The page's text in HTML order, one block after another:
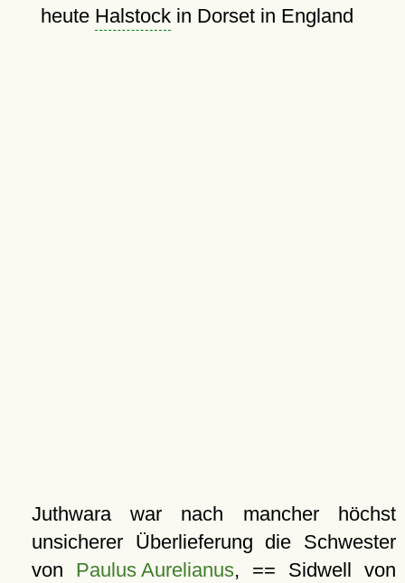
heute Halstockin Dorset in England
Juthwara war nach mancher höchst
unsicherer Überlieferung die Schwester
von Paulus Aurelianus, == Sidwell von